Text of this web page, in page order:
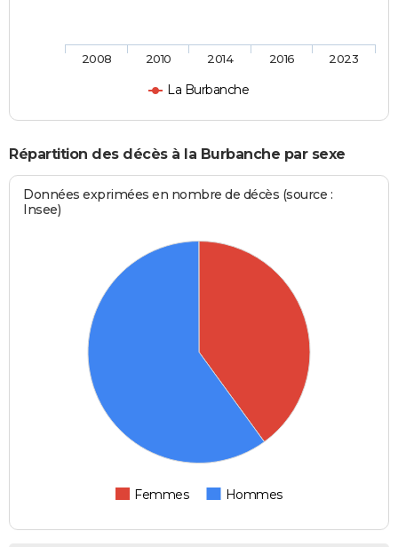
La Burbanche
2008 2010 2014 2016 2023
Répartition des décès à la Burbanche par sexe
Données exprimées en nombre de décès (source :
Insee)
Femmes Hommes